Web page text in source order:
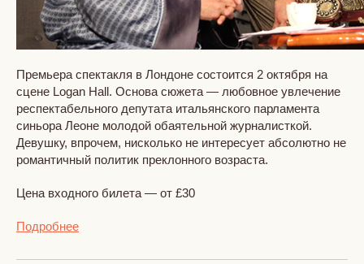
Премьера спектакля в Лондоне состоится 2 октября на
сцене Logan Hall. Основа сюжета — любовное увлечение
респектабельного депутата итальянского парламента
синьора Леоне молодой обаятельной журналисткой.
Девушку, впрочем, нисколько не интересует абсолютно не
романтичный политик преклонного возраста.
Цена входного билета — от £30
Подробнее